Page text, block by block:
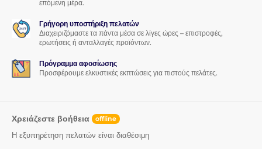
επόμενη μέρα.
Γρήγορη υποστήριξη πελατών
Διαχειριζόμαστε τα πάντα μέσα σε λίγες ώρες – επιστροφές,
ερωτήσεις ή ανταλλαγές προϊόντων.
Πρόγραμμα αφοσίωσης
Προσφέρουμε ελκυστικές εκπτώσεις για πιστούς πελάτες.
Χρειάζεστε βοήθεια offline
Η εξυπηρέτηση πελατών είναι διαθέσιμη